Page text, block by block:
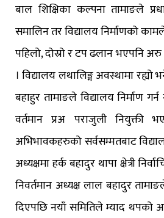
बाल शिक्षिका कल्पना तामाङले
समालिन तर विद्यालय निर्माणको
पहिलो, दोस्रो र टप ढलान भएपनि
। विद्यालय लथालिङ्ग अवस्थामा
बहाहुर तामाङले विद्यालय निर्माण
वर्तमान प्रअ पराजुली नियुक्ती
अभिभावकहरुको सर्वसम्मतबाट
अध्यक्षमा हर्क बहादुर थापा क्षेत्री
निवर्तमान अध्यक्ष लाल बहादुर
दिएपछि नयाँ समितिले म्याद थपको